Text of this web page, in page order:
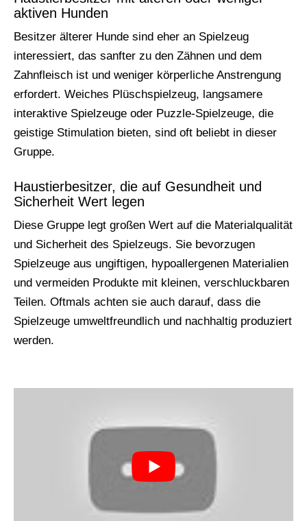
aktiven Hunden
Besitzer älterer Hunde sind eher an Spielzeug
interessiert, das sanfter zu den Zähnen und dem
Zahnfleisch ist und weniger körperliche Anstrengung
erfordert. Weiches Plüschspielzeug, langsamere
interaktive Spielzeuge oder Puzzle-Spielzeuge, die
geistige Stimulation bieten, sind oft beliebt in dieser
Gruppe.
Haustierbesitzer, die auf Gesundheit und
Sicherheit Wert legen
Diese Gruppe legt großen Wert auf die Materialqualität
und Sicherheit des Spielzeugs. Sie bevorzugen
Spielzeuge aus ungiftigen, hypoallergenen Materialien
und vermeiden Produkte mit kleinen, verschluckbaren
Teilen. Oftmals achten sie auch darauf, dass die
Spielzeuge umweltfreundlich und nachhaltig produziert
werden.